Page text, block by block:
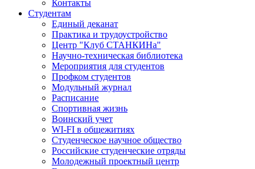
Контакты
Студентам
Единый деканат
Практика и трудоустройство
Центр "Клуб СТАНКИНа"
Научно-техническая библиотека
Мероприятия для студентов
Профком студентов
Модульный журнал
Расписание
Спортивная жизнь
Воинский учет
WI-FI в общежитиях
Студенческое научное общество
Российские студенческие отряды
Молодежный проектный центр